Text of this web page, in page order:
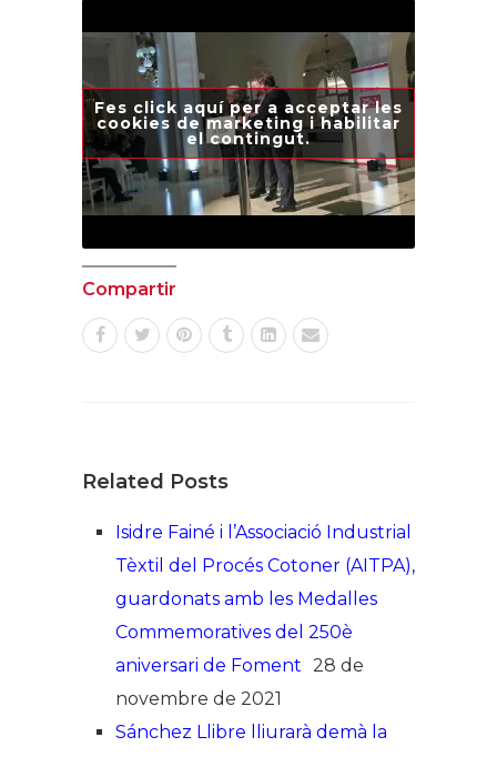
Fes click aquí per a acceptar les
cookies de marketing i habilitar
el contingut.
Compartir
Related Posts
Isidre Fainé i l’Associació Industrial
Tèxtil del Procés Cotoner (AITPA),
guardonats amb les Medalles
Commemoratives del 250è
aniversari de Foment 28 de
novembre de 2021
Sánchez Llibre lliurarà demà la